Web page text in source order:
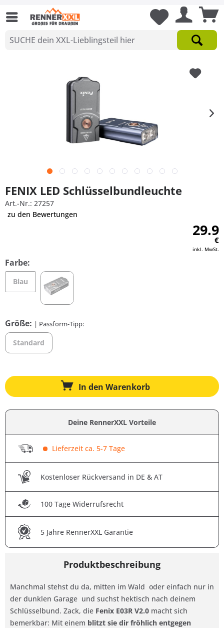
FENIX LED Schlüsselbundleuchte
Art.-Nr.: 27257
zu den Bewertungen
29.9
€
inkl. MwSt.
Farbe:
Blau
Größe: | Passform-Tipp:
Standard
In den Warenkorb
Deine RennerXXL Vorteile
Lieferzeit ca. 5-7 Tage
Kostenloser Rückversand in DE & AT
100 Tage Widerrufsrecht
5 Jahre RennerXXL Garantie
Produktbeschreibung
Manchmal stehst du da, mitten im Wald  oder einfach nur in
der dunklen Garage  und suchst hektisch nach deinem
Schlüsselbund. Zack, die Fenix E03R V2.0 macht sich
bemerkbar: Mit einem blitzt sie dir fröhlich entgegen 